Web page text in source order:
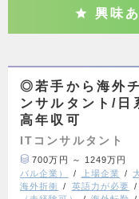
興味
◎若手から海外
ンサルタント/日
高年収可
ITコンサルタント
700万円 ～ 1249万円
バル企業）
上場企業
海外折衝
英語力が必要